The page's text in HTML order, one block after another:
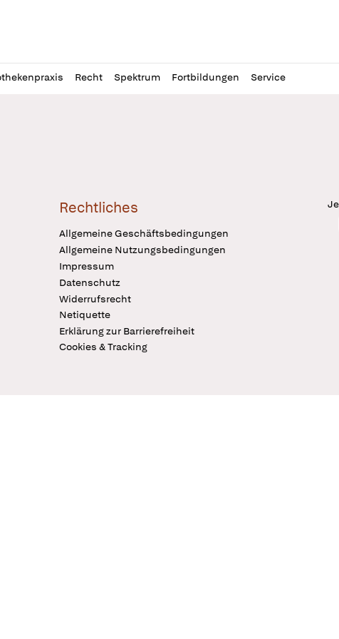
Recht Spektrum Fortbildungen Service
Rechtliches
Allgemeine Geschäftsbedingungen
Allgemeine Nutzungsbedingungen
Impressum
Datenschutz
Widerrufsrecht
Netiquette
Erklärung zur Barrierefreiheit
Cookies & Tracking